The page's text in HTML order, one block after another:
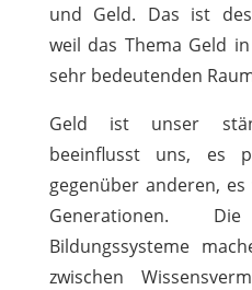
und Geld. Das ist
weil das Thema Geld
sehr bedeutenden
Geld ist unser
beeinflusst uns, es
gegenüber anderen,
Generationen.
Bildungssysteme
zwischen